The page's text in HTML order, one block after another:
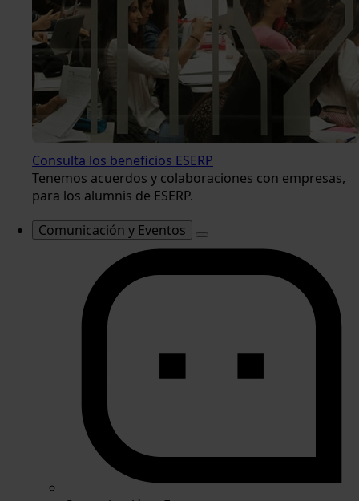
Consulta los beneficios ESERP
Tenemos acuerdos y colaboraciones con empresas,
para los alumnis de ESERP.
Comunicación y Eventos